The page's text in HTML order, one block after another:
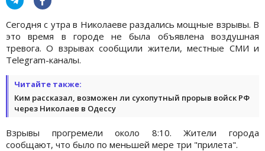
Сегодня с утра в Николаеве раздались мощные взрывы. В
это время в городе не была объявлена воздушная
тревога. О взрывах сообщили жители, местные СМИ и
Telegram-каналы.
Читайте также:
Ким рассказал, возможен ли сухопутный прорыв войск РФ
через Николаев в Одессу
Взрывы прогремели около 8:10. Жители города
сообщают, что было по меньшей мере три "прилета".